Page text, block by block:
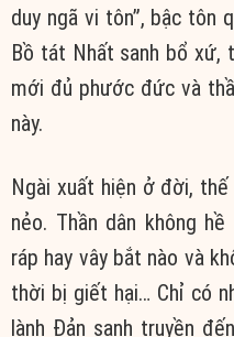
duy ngã vi tôn”, bậc tôn
Bồ tát Nhất sanh bổ xứ,
mới đủ phước đức và
này.
Ngài xuất hiện ở đời,
nẻo. Thần dân không
ráp hay vây bắt nào và
thời bị giết hại… Chỉ có
lành Đản sanh truyền